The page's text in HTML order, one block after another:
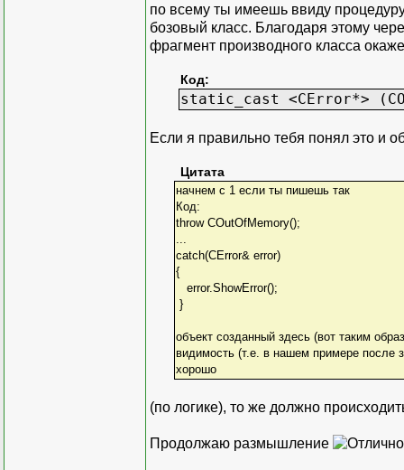
по всему ты имеешь ввиду процедуру
бозовый класс. Благодаря этому
фрагмент производного класса
Код:
static_cast <CError*>
Если я правильно тебя понял это и
Цитата
начнем c 1 если ты пишешь так
Код:
throw COutOfMemory();
catch(CError& error)
{
error.ShowError();
}
объект созданный здесь (вот таким
видимость (т.е. в нашем примере после
хорошо
(по логике), то же должно
Продолжаю размышление